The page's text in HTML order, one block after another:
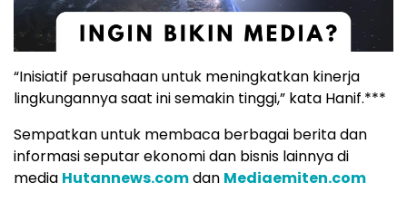
“Inisiatif perusahaan untuk meningkatkan kinerja
lingkungannya saat ini semakin tinggi,” kata Hanif.***
Sempatkan untuk membaca berbagai berita dan
informasi seputar ekonomi dan bisnis lainnya di
media Hutannews.comdan Mediaemiten.com